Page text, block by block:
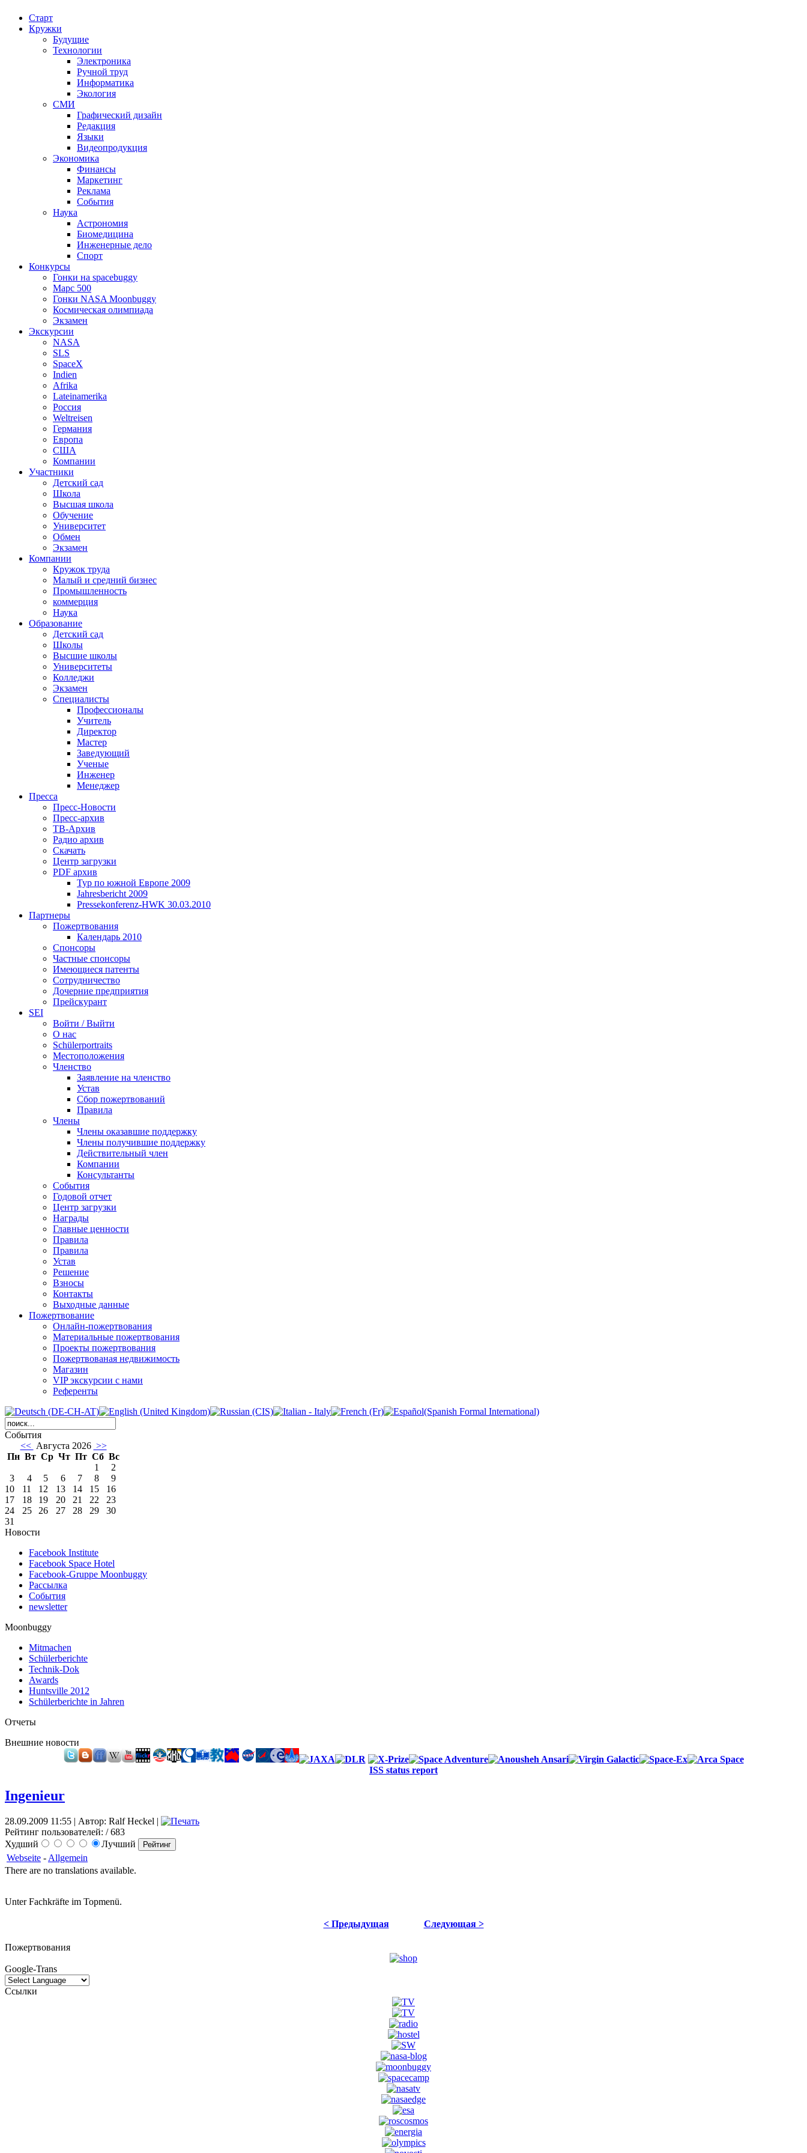
Старт
Кружки
Будущие
Технологии
Электроника
Ручной труд
Информатика
Экология
СМИ
Графический дизайн
Редакция
Языки
Видеопродукция
Экономика
Финансы
Маркетинг
Реклама
События
Наука
Астрономия
Биомедицина
Инженерные дело
Спорт
Конкурсы
Гонки на spacebuggy
Марс 500
Гонки NASA Moonbuggy
Космическая олимпиада
Экзамен
Экскурсии
NASA
SLS
SpaceX
Indien
Afrika
Lateinamerika
Россия
Weltreisen
Германия
Европа
США
Компании
Участники
Детский сад
Школа
Высшая школа
Обучение
Университет
Обмен
Экзамен
Компании
Кружок труда
Малый и средний бизнес
Промышленность
коммерция
Наука
Образование
Детский сад
Школы
Высшие школы
Университеты
Колледжи
Экзамен
Специалисты
Профессионалы
Учитель
Директор
Мастер
Заведующий
Ученые
Инженер
Менеджер
Пресса
Пресс-Новости
Пресс-архив
ТВ-Архив
Радио архив
Скачать
Центр загрузки
PDF архив
Тур по южной Европе 2009
Jahresbericht 2009
Pressekonferenz-HWK 30.03.2010
Партнеры
Пожертвования
Календарь 2010
Спонсоры
Частные спонсоры
Имеющиеся патенты
Сотрудничество
Дочерние предприятия
Прейскурант
SEI
Войти / Выйти
О нас
Schülerportraits
Местоположения
Членство
Заявление на членство
Устав
Сбор пожертвований
Правила
Члены
Члены оказавшие поддержку
Члены получившие поддержку
Действительный член
Компании
Консультанты
События
Годовой отчет
Центр загрузки
Награды
Главные ценности
Правила
Правила
Устав
Решение
Взносы
Контакты
Выходные данные
Пожертвование
Онлайн-пожертвования
Материальные пожертвования
Проекты пожертвования
Пожертвованая недвижимость
Магазин
VIP экскурсии с нами
Референты
События
<< Августа 2026 >>
Пн Вт Ср Чт Пт Сб Вс
1
2
3
4 5 6 7 8
9
10
11 12 13 14 15
16
17
18 19 20 21 22
23
24
25 26 27 28 29
30
31
Новости
Facebook Institute
Facebook Space Hotel
Facebook-Gruppe Moonbuggy
Рассылка
События
newsletter
Moonbuggy
Mitmachen
Schülerberichte
Technik-Dok
Awards
Huntsville 2012
Schülerberichte in Jahren
Отчеты
Внешние новости
ISS status report
Ingenieur
28.09.2009 11:55 | Автор: Ralf Heckel |
Рейтинг пользователей: / 683
Худший
Лучший
Webseite - Allgemein
There are no translations available.
Unter Fachkräfte im Topmenü.
< Предыдущая Следующая >
Пожертвования
Google-Trans
Ссылки